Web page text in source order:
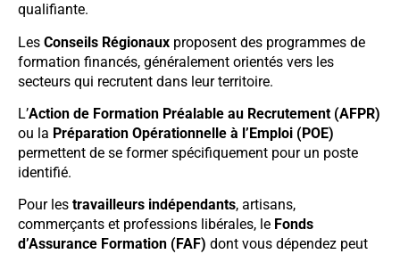
qualifiante.
Les Conseils Régionaux proposent des programmes de
formation financés, généralement orientés vers les
secteurs qui recrutent dans leur territoire.
L’Action de Formation Préalable au Recrutement (AFPR)
ou la Préparation Opérationnelle à l’Emploi (POE)
permettent de se former spécifiquement pour un poste
identifié.
Pour les travailleurs indépendants, artisans,
commerçants et professions libérales, le Fonds
d’Assurance Formation (FAF) dont vous dépendez peut